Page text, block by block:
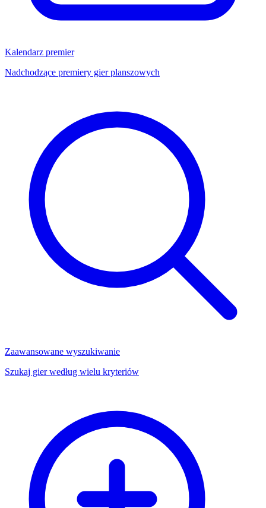
Kalendarz premier
Nadchodzące premiery gier planszowych
Zaawansowane wyszukiwanie
Szukaj gier według wielu kryteriów